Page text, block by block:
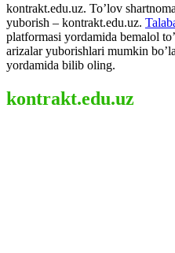
kontrakt.edu.uz. To’lov
yuborish – kontrakt.edu.uz.
platformasi yordamida bemalol
arizalar yuborishlari mumkin
yordamida bilib oling.
kontrakt.edu.uz